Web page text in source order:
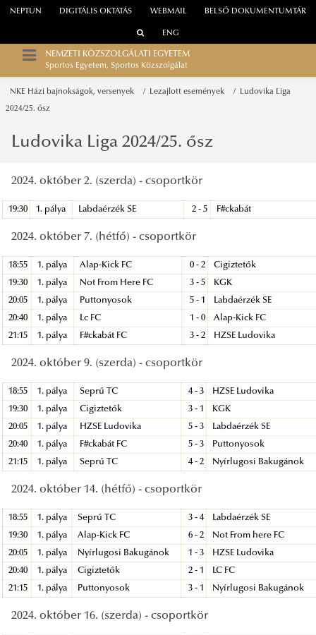
WEBMAIL
NEPTUN DIGITÁLIS OKTATÁS BELSŐ DOKUMENTUMTÁR
ENG
NEMZETI KÖZSZOLGÁLATI EGYETEM
Sportos Egyetem, Sportos Közszolgálat
NKE Házi bajnokságok, versenyek Lezajlott események Ludovika Liga
2024/25. ősz
Ludovika Liga 2024/25. ősz
2024. október 2. (szerda) - csoportkör
19:30 1. pálya Labdaérzék SE 2 - 5 F#ckabát
2024. október 7. (hétfő) - csoportkör
18:55 1. pálya Alap-Kick FC 0 - 2 Cigiztetők
19:30 1. pálya Not From Here FC 3 - 5 KGK
20:05 1. pálya Puttonyosok 5 - 1 Labdaérzék SE
20:40 1. pálya Lc FC 1 - 0 Alap-Kick FC
21:15 1. pálya F#ckabát FC 3 - 2 HZSE Ludovika
2024. október 9. (szerda) - csoportkör
18:55 1. pálya Seprű TC 4 - 3 HZSE Ludovika
19:30 1. pálya Cigiztetők 3 - 1 KGK
20:05 1. pálya HZSE Ludovika 5 - 3 Labdaérzék SE
20:40 1. pálya F#ckabát FC 5 - 3 Puttonyosok
21:15 1. pálya Seprű TC 4 - 2 Nyírlugosi Bakugánok
2024. október 14. (hétfő) - csoportkör
18:55 1. pálya Seprű TC 3 - 4 Labdaérzék SE
19:30 1. pálya Alap-Kick FC 6 - 2 Not From here FC
20:05 1. pálya Nyírlugosi Bakugánok 1 - 3 HZSE Ludovika
20:40 1. pálya Cigiztetők 2 - 1 LC FC
21:15 1. pálya Puttonyosok 3 - 1 Nyírlugosi Bakugánok
2024. október 16. (szerda) - csoportkör